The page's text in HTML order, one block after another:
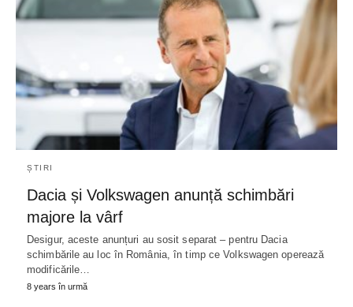
ȘTIRI
Dacia și Volkswagen anunță schimbări
majore la vârf
Desigur, aceste anunțuri au sosit separat – pentru Dacia
schimbările au loc în România, în timp ce Volkswagen operează
modificările…
8 years în urmă